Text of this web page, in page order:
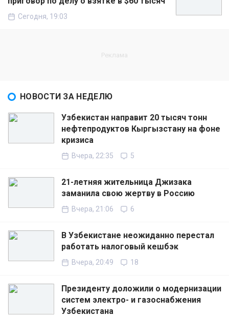
Сегодня, 19:03
НОВОСТИ ЗА НЕДЕЛЮ
Узбекистан направит 20 тысяч тонн
нефтепродуктов Кыргызстану на фоне
кризиса
Вчера, 22:35 5
21-летняя жительница Джизака
заманила свою жертву в Россию
Вчера, 21:06 6
В Узбекистане неожиданно перестал
работать налоговый кешбэк
Вчера, 20:49 18
Президенту доложили о модернизации
систем электро- и газоснабжения
Узбекистана